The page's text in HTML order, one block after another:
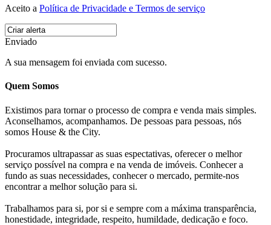
Aceito a Política de Privacidade e Termos de serviço
Enviado
A sua mensagem foi enviada com sucesso.
Quem Somos
Existimos para tornar o processo de compra e venda mais simples.
Aconselhamos, acompanhamos. De pessoas para pessoas, nós
somos House & the City.
Procuramos ultrapassar as suas espectativas, oferecer o melhor
serviço possível na compra e na venda de imóveis. Conhecer a
fundo as suas necessidades, conhecer o mercado, permite-nos
encontrar a melhor solução para si.
Trabalhamos para si, por si e sempre com a máxima transparência,
honestidade, integridade, respeito, humildade, dedicação e foco.